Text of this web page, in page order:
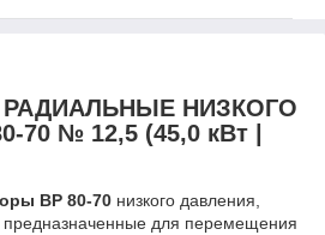
НИЗКОГО
№ 12,5 (45,0 кВт |
ВР 80-70 низкого давления,
для перемещения